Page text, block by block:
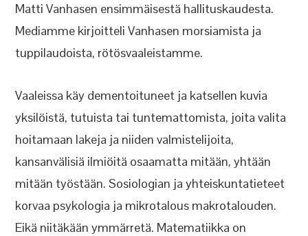
Matti Vanhasen ensimmäisestä hallituskaudesta.
Mediamme kirjoitteli Vanhasen morsiamista ja
tuppilaudoista, rötösvaaleistamme.
Vaaleissa käy dementoituneet ja katsellen kuvia
yksilöistä, tutuista tai tuntemattomista, joita valita
hoitamaan lakeja ja niiden valmistelijoita,
kansanvälisiä ilmiöitä osaamatta mitään, yhtään
mitään työstään. Sosiologian ja yhteiskuntatieteet
korvaa psykologia ja mikrotalous makrotalouden.
Eikä niitäkään ymmärretä. Matematiikka on